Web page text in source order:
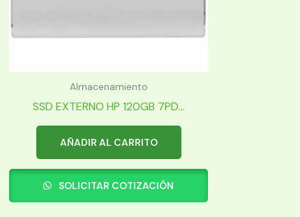
Almacenamiento
SSD EXTERNO HP 120GB 7PD...
AÑADIR AL CARRITO
SOLICITAR COTIZACIÓN